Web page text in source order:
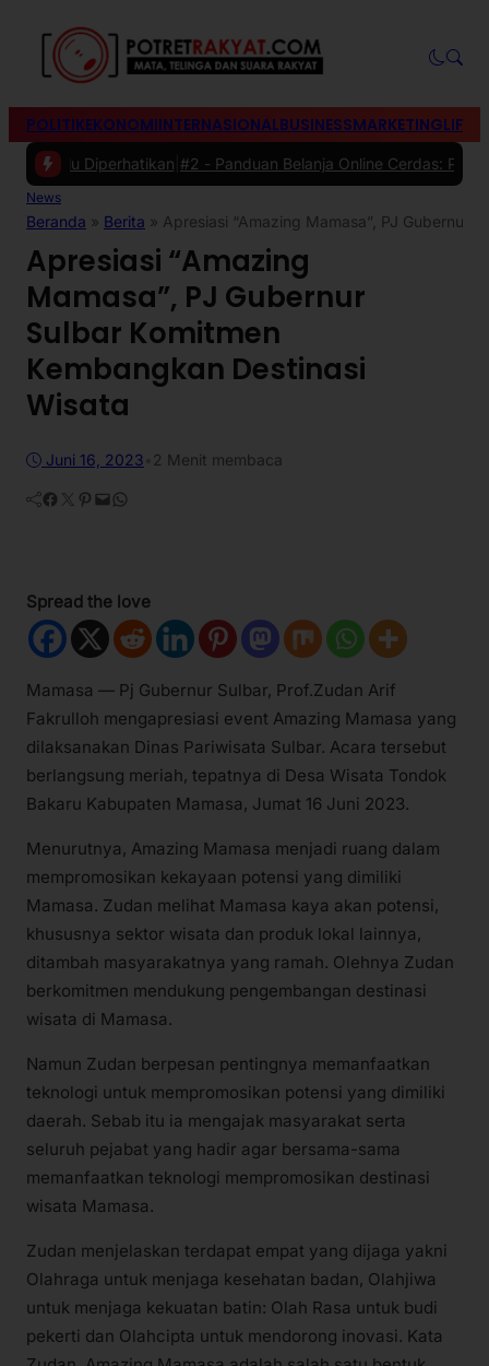
POLITIKEKONOMIINTERNASIONALBUSINESSMARKETING
Diperhatikan|#2 -Panduan Belanja Online Cerdas: Pilih
News
Beranda » Berita » Apresiasi “Amazing Mamasa”, PJ Gubernur
Apresiasi “Amazing
Mamasa”, PJ Gubernur
Sulbar Komitmen
Kembangkan Destinasi
Wisata
Juni 16, 2023 2 Menit membaca
Facebook Twitter Pinterest Mail WhatsApp
Spread the love
Mamasa — Pj Gubernur Sulbar, Prof.Zudan Arif
Fakrulloh mengapresiasi event Amazing Mamasa yang
dilaksanakan Dinas Pariwisata Sulbar. Acara tersebut
berlangsung meriah, tepatnya di Desa Wisata Tondok
Bakaru Kabupaten Mamasa, Jumat 16 Juni 2023.
Menurutnya, Amazing Mamasa menjadi ruang dalam
mempromosikan kekayaan potensi yang dimiliki
Mamasa. Zudan melihat Mamasa kaya akan potensi,
khususnya sektor wisata dan produk lokal lainnya,
ditambah masyarakatnya yang ramah. Olehnya Zudan
berkomitmen mendukung pengembangan destinasi
wisata di Mamasa.
Namun Zudan berpesan pentingnya memanfaatkan
teknologi untuk mempromosikan potensi yang dimiliki
daerah. Sebab itu ia mengajak masyarakat serta
seluruh pejabat yang hadir agar bersama-sama
memanfaatkan teknologi mempromosikan destinasi
wisata Mamasa.
Zudan menjelaskan terdapat empat yang dijaga yakni
Olahraga untuk menjaga kesehatan badan, Olahjiwa
untuk menjaga kekuatan batin: Olah Rasa untuk budi
pekerti dan Olahcipta untuk mendorong inovasi. Kata